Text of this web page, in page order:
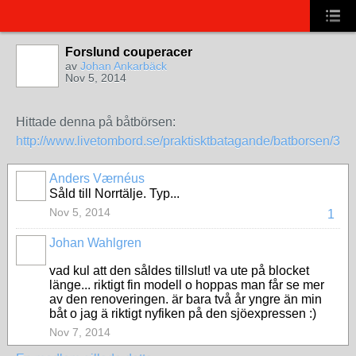
Forslund couperacer
av Johan Ankarbäck
Nov 5, 2014
Hittade denna på båtbörsen:
http://www.livetombord.se/praktisktbatagande/batborsen/
Anders Værnéus
Såld till Norrtälje. Typ...
1
Nov 5, 2014
Johan Wahlgren
vad kul att den såldes tillslut! va ute på blocket
länge... riktigt fin modell o hoppas man får se mer
av den renoveringen. är bara två år yngre än min
båt o jag ä riktigt nyfiken på den sjöexpressen :)
Nov 7, 2014